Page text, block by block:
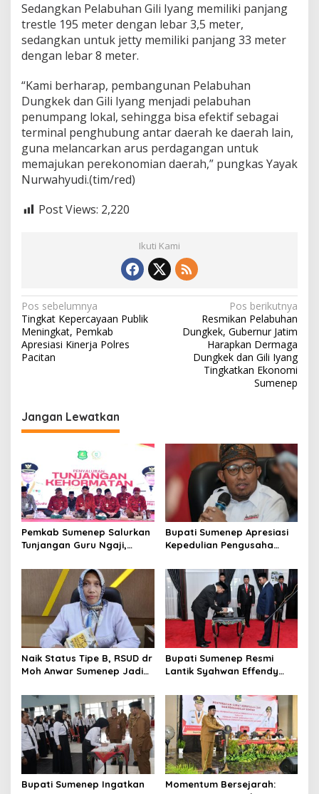
Sedangkan Pelabuhan Gili Iyang memiliki panjang
trestle 195 meter dengan lebar 3,5 meter,
sedangkan untuk jetty memiliki panjang 33 meter
dengan lebar 8 meter.
“Kami berharap, pembangunan Pelabuhan
Dungkek dan Gili Iyang menjadi pelabuhan
penumpang lokal, sehingga bisa efektif sebagai
terminal penghubung antar daerah ke daerah lain,
guna melancarkan arus perdagangan untuk
memajukan perekonomian daerah,” pungkas Yayak
Nurwahyudi.(tim/red)
Post Views: 2,220
Ikuti Kami
N
a
v
i
a
s
p
o
s
Pos sebelumnya
Tingkat Kepercayaan Publik
Meningkat, Pemkab
Apresiasi Kinerja Polres
Pacitan
Pos berikutnya
Resmikan Pelabuhan
Dungkek, Gubernur Jatim
Harapkan Dermaga
Dungkek dan Gili Iyang
Tingkatkan Ekonomi
Sumenep
Jangan Lewatkan
Pemkab Sumenep Salurkan
Tunjangan Guru Ngaji,
Berperan Strategis Bangun
Akhlak Generasi
Bupati Sumenep Apresiasi
Kepedulian Pengusaha
Gempa
Naik Status Tipe B, RSUD dr
Moh Anwar Sumenep Jadi
Berjenjang
Bupati Sumenep Resmi
Lantik Syahwan Effendy
Bupati Sumenep Ingatkan
Momentum Bersejarah: